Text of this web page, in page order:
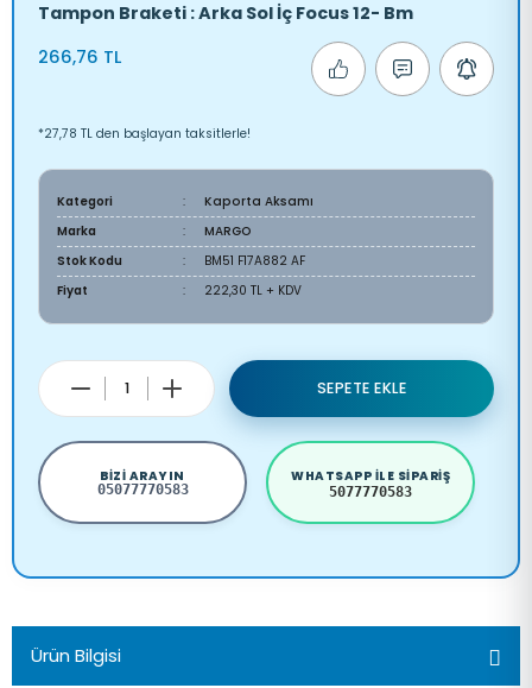
Tampon Braketi : Arka Sol İç Focus 12- Bm
266,76 TL
*27,78 TL den başlayan taksitlerle!
Kategori
Kaporta Aksamı
Marka
MARGO
Stok Kodu
BM51 F17A882 AF
Fiyat
222,30 TL + KDV
SEPETE EKLE
BIZI ARAYIN
05077770583
WHATSAPP ILE SIPARIŞ
5077770583
Ürün Bilgisi